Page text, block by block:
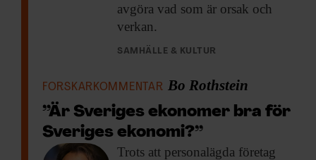
avgöra vad som är orsak och
verkan.
SAMHÄLLE & KULTUR
FORSKARKOMMENTAR Bo Rothstein
”Är Sveriges ekonomer bra för
Sveriges ekonomi?”
Trots att personalägda företag